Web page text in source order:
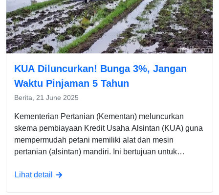
KUA Diluncurkan! Bunga 3%, Jangan
Waktu Pinjaman 5 Tahun
Berita, 21 June 2025
Kementerian Pertanian (Kementan) meluncurkan
skema pembiayaan Kredit Usaha Alsintan (KUA) guna
mempermudah petani memiliki alat dan mesin
pertanian (alsintan) mandiri. Ini bertujuan untuk
produktivitas usaha tani.
Lihat detail